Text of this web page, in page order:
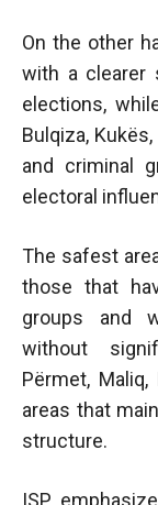
On the other
with a clearer
elections,
Bulqiza,
and criminal
electoral
The safest
those that
groups and
without
Përmet, Maliq,
areas that
structure.
ISP